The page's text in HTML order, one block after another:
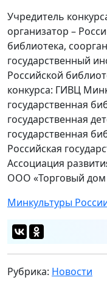
Учредитель
организатор –
библиотека,
государственный
Российской
конкурса: ГИВЦ
государственная
государственная
государственная
Российская
Ассоциация
ООО «Торговый дом
Минкультуры
Рубрика: Новости